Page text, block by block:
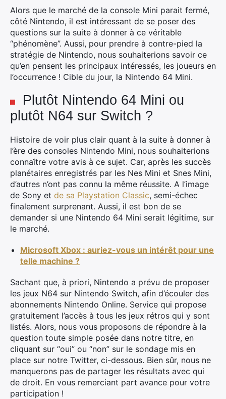
Alors que le marché de la console Mini parait fermé,
côté Nintendo, il est intéressant de se poser des
questions sur la suite à donner à ce véritable
“phénomène”. Aussi, pour prendre à contre-pied la
stratégie de Nintendo, nous souhaiterions savoir ce
qu’en pensent les principaux intéressés, les joueurs en
l’occurrence ! Cible du jour, la Nintendo 64 Mini.
Plutôt Nintendo 64 Mini ou
plutôt N64 sur Switch ?
Histoire de voir plus clair quant à la suite à donner à
l’ère des consoles Nintendo Mini, nous souhaiterions
connaître votre avis à ce sujet. Car, après les succès
planétaires enregistrés par les Nes Mini et Snes Mini,
d’autres n’ont pas connu la même réussite. A l’image
de Sony et de sa Playstation Classic, semi-échec
finalement surprenant. Aussi, il est bon de se
demander si une Nintendo 64 Mini serait légitime, sur
le marché.
Microsoft Xbox : auriez-vous un intérêt pour une
telle machine ?
Sachant que, à priori, Nintendo a prévu de proposer
les jeux N64 sur Nintendo Switch, afin d’écouler des
abonnements Nintendo Online. Service qui propose
gratuitement l’accès à tous les jeux rétros qui y sont
listés. Alors, nous vous proposons de répondre à la
question toute simple posée dans notre titre, en
cliquant sur “oui” ou “non” sur le sondage mis en
place sur notre Twitter, ci-dessous. Bien sûr, nous ne
manquerons pas de partager les résultats avec qui
de droit. En vous remerciant part avance pour votre
participation !